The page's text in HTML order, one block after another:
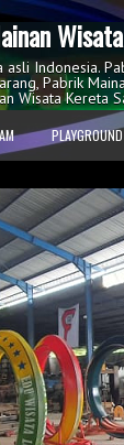
Indonesia.
Pabrik
Wisata Kereta
PLAYGROUND